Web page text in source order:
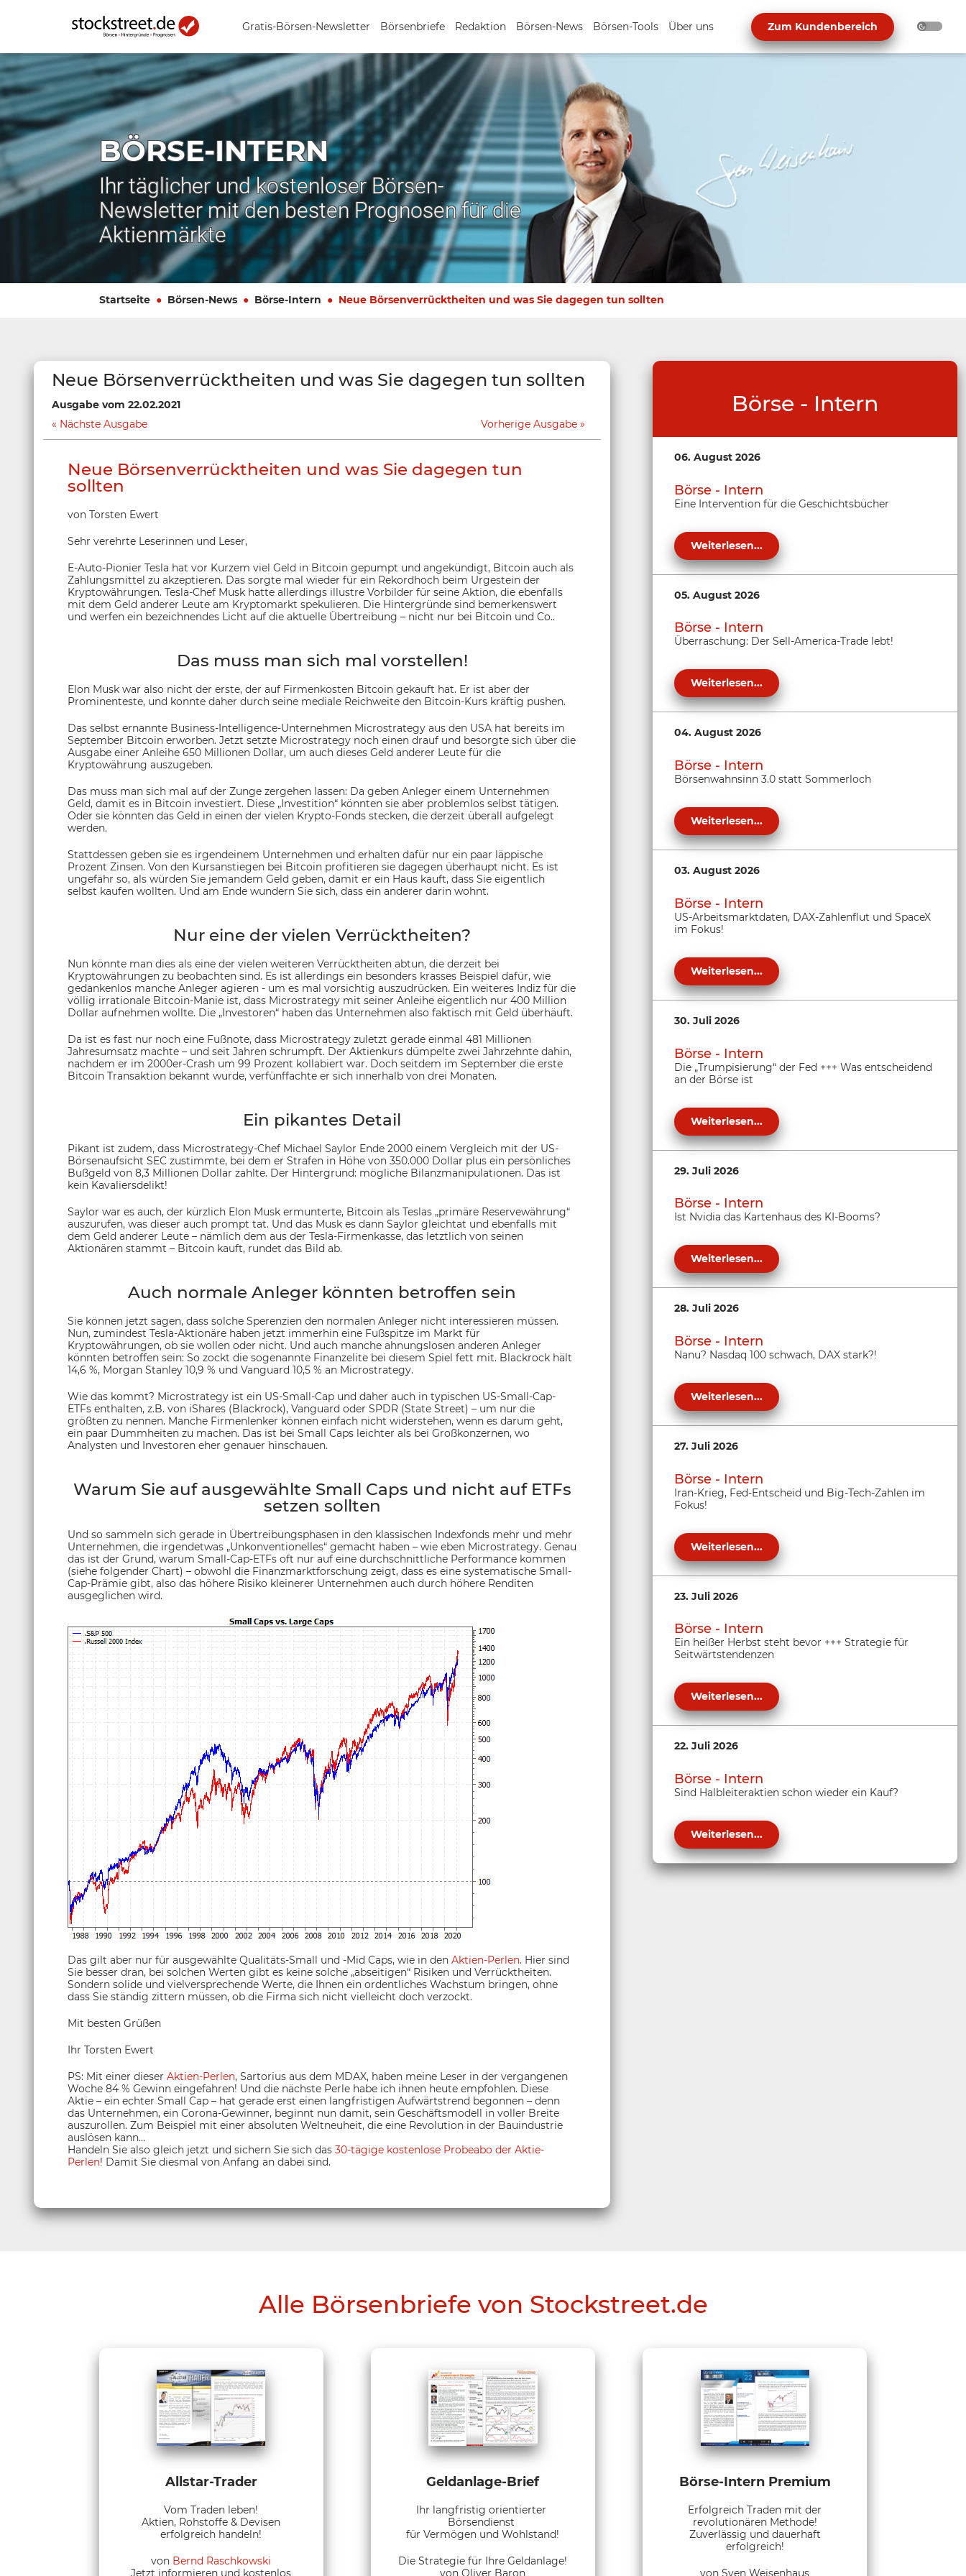
Gratis-Börsen-Newsletter Börsenbriefe Redaktion Börsen-News Börsen-Tools Über uns Zum Kundenbereich
BÖRSE-INTERN
Ihr täglicher und kostenloser Börsen-
Newsletter mit den besten Prognosen für die
Aktienmärkte
Startseite Börsen-News Börse-Intern Neue Börsenverrücktheiten und was Sie dagegen tun sollten
Neue Börsenverrücktheiten und was Sie dagegen tun sollten
Ausgabe vom 22.02.2021
Nächste Ausgabe
Vorherige Ausgabe
Neue Börsenverrücktheiten und was Sie dagegen tun
sollten
von Torsten Ewert
Sehr verehrte Leserinnen und Leser,
E-Auto-Pionier Tesla hat vor Kurzem viel Geld in Bitcoin gepumpt und angekündigt, Bitcoin auch als
Zahlungsmittel zu akzeptieren. Das sorgte mal wieder für ein Rekordhoch beim Urgestein der
Kryptowährungen. Tesla-Chef Musk hatte allerdings illustre Vorbilder für seine Aktion, die ebenfalls
mit dem Geld anderer Leute am Kryptomarkt spekulieren. Die Hintergründe sind bemerkenswert
und werfen ein bezeichnendes Licht auf die aktuelle Übertreibung – nicht nur bei Bitcoin und Co..
Das muss man sich mal vorstellen!
Elon Musk war also nicht der erste, der auf Firmenkosten Bitcoin gekauft hat. Er ist aber der
Prominenteste, und konnte daher durch seine mediale Reichweite den Bitcoin-Kurs kräftig pushen.
Das selbst ernannte Business-Intelligence-Unternehmen Microstrategy aus den USA hat bereits im
September Bitcoin erworben. Jetzt setzte Microstrategy noch einen drauf und besorgte sich über die
Ausgabe einer Anleihe 650 Millionen Dollar, um auch dieses Geld anderer Leute für die
Kryptowährung auszugeben.
Das muss man sich mal auf der Zunge zergehen lassen: Da geben Anleger einem Unternehmen
Geld, damit es in Bitcoin investiert. Diese „Investition“ könnten sie aber problemlos selbst tätigen.
Oder sie könnten das Geld in einen der vielen Krypto-Fonds stecken, die derzeit überall aufgelegt
werden.
Stattdessen geben sie es irgendeinem Unternehmen und erhalten dafür nur ein paar läppische
Prozent Zinsen. Von den Kursanstiegen bei Bitcoin profitieren sie dagegen überhaupt nicht. Es ist
ungefähr so, als würden Sie jemandem Geld geben, damit er ein Haus kauft, dass Sie eigentlich
selbst kaufen wollten. Und am Ende wundern Sie sich, dass ein anderer darin wohnt.
Nur eine der vielen Verrücktheiten?
Nun könnte man dies als eine der vielen weiteren Verrücktheiten abtun, die derzeit bei
Kryptowährungen zu beobachten sind. Es ist allerdings ein besonders krasses Beispiel dafür, wie
gedankenlos manche Anleger agieren - um es mal vorsichtig auszudrücken. Ein weiteres Indiz für die
völlig irrationale Bitcoin-Manie ist, dass Microstrategy mit seiner Anleihe eigentlich nur 400 Million
Dollar aufnehmen wollte. Die „Investoren“ haben das Unternehmen also faktisch mit Geld überhäuft.
Da ist es fast nur noch eine Fußnote, dass Microstrategy zuletzt gerade einmal 481 Millionen
Jahresumsatz machte – und seit Jahren schrumpft. Der Aktienkurs dümpelte zwei Jahrzehnte dahin,
nachdem er im 2000er-Crash um 99 Prozent kollabiert war. Doch seitdem im September die erste
Bitcoin Transaktion bekannt wurde, verfünffachte er sich innerhalb von drei Monaten.
Ein pikantes Detail
Pikant ist zudem, dass Microstrategy-Chef Michael Saylor Ende 2000 einem Vergleich mit der US-
Börsenaufsicht SEC zustimmte, bei dem er Strafen in Höhe von 350.000 Dollar plus ein persönliches
Bußgeld von 8,3 Millionen Dollar zahlte. Der Hintergrund: mögliche Bilanzmanipulationen. Das ist
kein Kavaliersdelikt!
Saylor war es auch, der kürzlich Elon Musk ermunterte, Bitcoin als Teslas „primäre Reservewährung“
auszurufen, was dieser auch prompt tat. Und das Musk es dann Saylor gleichtat und ebenfalls mit
dem Geld anderer Leute – nämlich dem aus der Tesla-Firmenkasse, das letztlich von seinen
Aktionären stammt – Bitcoin kauft, rundet das Bild ab.
Auch normale Anleger könnten betroffen sein
Sie können jetzt sagen, dass solche Sperenzien den normalen Anleger nicht interessieren müssen.
Nun, zumindest Tesla-Aktionäre haben jetzt immerhin eine Fußspitze im Markt für
Kryptowährungen, ob sie wollen oder nicht. Und auch manche ahnungslosen anderen Anleger
könnten betroffen sein: So zockt die sogenannte Finanzelite bei diesem Spiel fett mit. Blackrock hält
14,6 %, Morgan Stanley 10,9 % und Vanguard 10,5 % an Microstrategy.
Wie das kommt? Microstrategy ist ein US-Small-Cap und daher auch in typischen US-Small-Cap-
ETFs enthalten, z.B. von iShares (Blackrock), Vanguard oder SPDR (State Street) – um nur die
größten zu nennen. Manche Firmenlenker können einfach nicht widerstehen, wenn es darum geht,
ein paar Dummheiten zu machen. Das ist bei Small Caps leichter als bei Großkonzernen, wo
Analysten und Investoren eher genauer hinschauen.
Warum Sie auf ausgewählte Small Caps und nicht auf ETFs
setzen sollten
Und so sammeln sich gerade in Übertreibungsphasen in den klassischen Indexfonds mehr und mehr
Unternehmen, die irgendetwas „Unkonventionelles“ gemacht haben – wie eben Microstrategy. Genau
das ist der Grund, warum Small-Cap-ETFs oft nur auf eine durchschnittliche Performance kommen
(siehe folgender Chart) – obwohl die Finanzmarktforschung zeigt, dass es eine systematische Small-
Cap-Prämie gibt, also das höhere Risiko kleinerer Unternehmen auch durch höhere Renditen
ausgeglichen wird.
Das gilt aber nur für ausgewählte Qualitäts-Small und -Mid Caps, wie in den Aktien-Perlen. Hier sind
Sie besser dran, bei solchen Werten gibt es keine solche „abseitigen“ Risiken und Verrücktheiten.
Sondern solide und vielversprechende Werte, die Ihnen ein ordentliches Wachstum bringen, ohne
dass Sie ständig zittern müssen, ob die Firma sich nicht vielleicht doch verzockt.
Mit besten Grüßen
Ihr Torsten Ewert
PS: Mit einer dieser Aktien-Perlen, Sartorius aus dem MDAX, haben meine Leser in der vergangenen
Woche 84 % Gewinn eingefahren! Und die nächste Perle habe ich ihnen heute empfohlen. Diese
Aktie – ein echter Small Cap – hat gerade erst einen langfristigen Aufwärtstrend begonnen – denn
das Unternehmen, ein Corona-Gewinner, beginnt nun damit, sein Geschäftsmodell in voller Breite
auszurollen. Zum Beispiel mit einer absoluten Weltneuheit, die eine Revolution in der Bauindustrie
auslösen kann…
Handeln Sie also gleich jetzt und sichern Sie sich das 30-tägige kostenlose Probeabo der Aktie-
Perlen! Damit Sie diesmal von Anfang an dabei sind.
Börse - Intern
06. August 2026
Börse - Intern
Eine Intervention für die Geschichtsbücher
Weiterlesen...
05. August 2026
Börse - Intern
Überraschung: Der Sell-America-Trade lebt!
Weiterlesen...
04. August 2026
Börse - Intern
Börsenwahnsinn 3.0 statt Sommerloch
Weiterlesen...
03. August 2026
Börse - Intern
US-Arbeitsmarktdaten, DAX-Zahlenflut und SpaceX
im Fokus!
Weiterlesen...
30. Juli 2026
Börse - Intern
Die „Trumpisierung“ der Fed +++ Was entscheidend
an der Börse ist
Weiterlesen...
29. Juli 2026
Börse - Intern
Ist Nvidia das Kartenhaus des KI-Booms?
Weiterlesen...
28. Juli 2026
Börse - Intern
Nanu? Nasdaq 100 schwach, DAX stark?!
Weiterlesen...
27. Juli 2026
Börse - Intern
Iran-Krieg, Fed-Entscheid und Big-Tech-Zahlen im
Fokus!
Weiterlesen...
23. Juli 2026
Börse - Intern
Ein heißer Herbst steht bevor +++ Strategie für
Seitwärtstendenzen
Weiterlesen...
22. Juli 2026
Börse - Intern
Sind Halbleiteraktien schon wieder ein Kauf?
Weiterlesen...
Alle Börsenbriefe von Stockstreet.de
Allstar-Trader
Vom Traden leben!
Aktien, Rohstoffe & Devisen
erfolgreich handeln!
von Bernd Raschkowski
Jetzt informieren und kostenlos
Geldanlage-Brief
Ihr langfristig orientierter
Börsendienst
für Vermögen und Wohlstand!
Die Strategie für Ihre Geldanlage!
von Oliver Baron
Börse-Intern Premium
Erfolgreich Traden mit der
revolutionären Methode!
Zuverlässig und dauerhaft
erfolgreich!
von Sven Weisenhaus